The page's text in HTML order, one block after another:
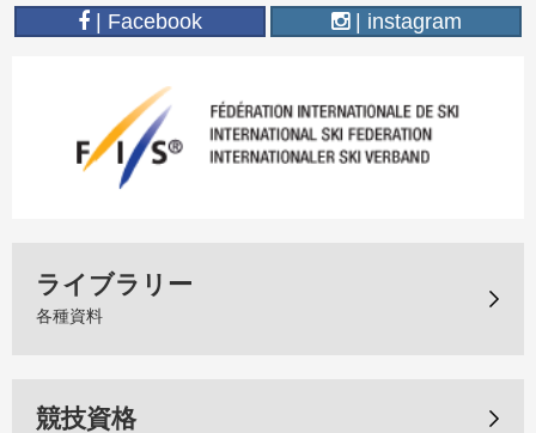
| Facebook | instagram
ライブラリー
各種資料
競技資格